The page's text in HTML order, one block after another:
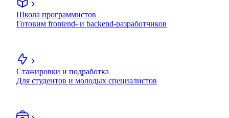
Школа программистов
Готовим frontend- и backend-разработчиков
Стажировки и подработка
Для студентов и молодых специалистов